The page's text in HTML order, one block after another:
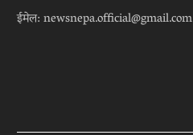
ईमेल: newsnepa.official@gmail.com